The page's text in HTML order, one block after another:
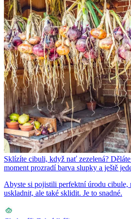
Sklízíte cibuli, když nať zezelená?
moment prozradí barva slupky a ještě
Abyste si pojistili perfektní úrodu cibule,
uskladnit, ale také sklidit. Je to snadné.